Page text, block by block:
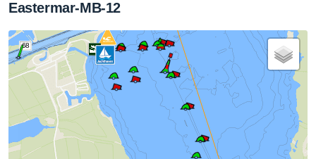
Eastermar-MB-12
68